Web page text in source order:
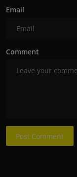
Email
Comment
Post Comment